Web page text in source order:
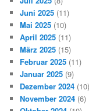
Juni 2025 (11)
Mai 2025 (10)
April 2025 (11)
März 2025 (15)
Februar 2025 (11)
Januar 2025 (9)
Dezember 2024 (10)
November 2024 (6)